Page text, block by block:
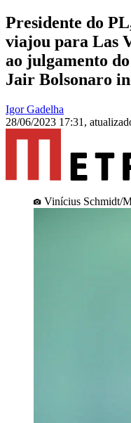
Presidente do
viajou para Las
ao julgamento
Jair Bolsonaro
Igor Gadelha
28/06/2023 17:31 ,
Vinícius Schmidt/